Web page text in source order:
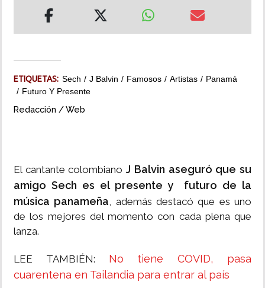
ETIQUETAS: Sech J Balvin Famosos Artistas
Panamá
Futuro Y Presente
Redacción / Web
El cantante colombiano J Balvin aseguró que su
amigo Sech es el presente y futuro de la
música panameña, además destacó que es uno
de los mejores del momento con cada plena que
lanza.
LEE TAMBIÉN: No tiene COVID, pasa
cuarentena en Tailandia para entrar al país